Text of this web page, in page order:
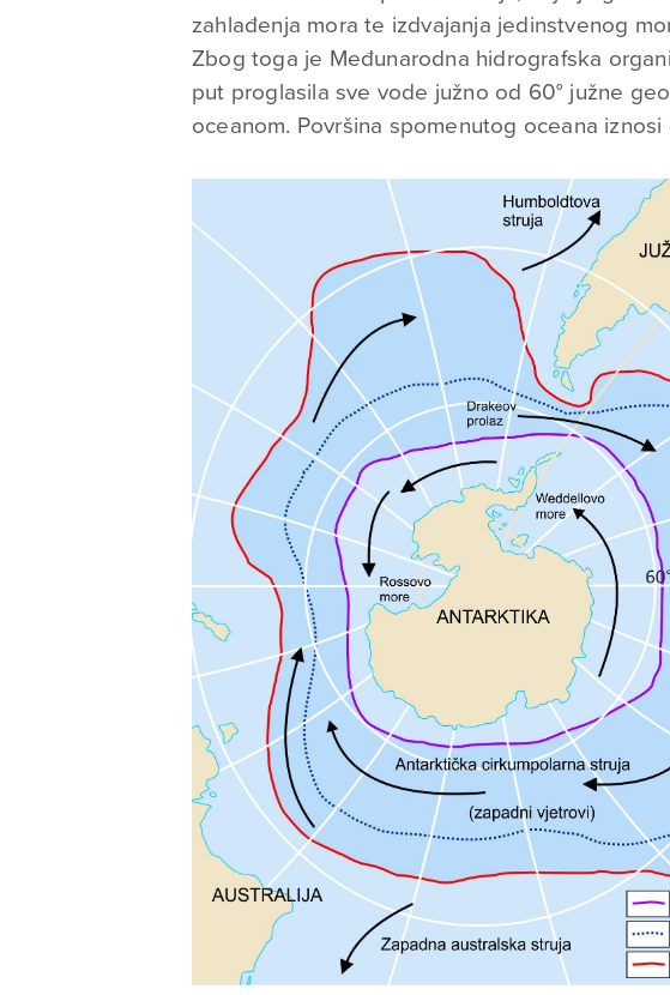
zahlađenja mora te izdvajanja jedinstvenog
Zbog toga je Međunarodna hidrografska
put proglasila sve vode južno od 60° južne
oceanom. Površina spomenutog oceana iznosi